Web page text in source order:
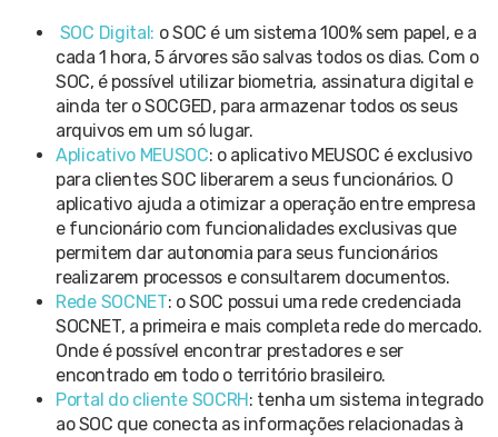
SOC Digital: o SOC é um sistema 100% sem papel, e a
cada 1 hora, 5 árvores são salvas todos os dias. Com o
SOC, é possível utilizar biometria, assinatura digital e
ainda ter o SOCGED, para armazenar todos os seus
arquivos em um só lugar.
Aplicativo MEUSOC: o aplicativo MEUSOC é exclusivo
para clientes SOC liberarem a seus funcionários. O
aplicativo ajuda a otimizar a operação entre empresa
e funcionário com funcionalidades exclusivas que
permitem dar autonomia para seus funcionários
realizarem processos e consultarem documentos.
Rede SOCNET: o SOC possui uma rede credenciada
SOCNET, a primeira e mais completa rede do mercado.
Onde é possível encontrar prestadores e ser
encontrado em todo o território brasileiro.
Portal do cliente SOCRH : tenha um sistema integrado
ao SOC que conecta as informações relacionadas à